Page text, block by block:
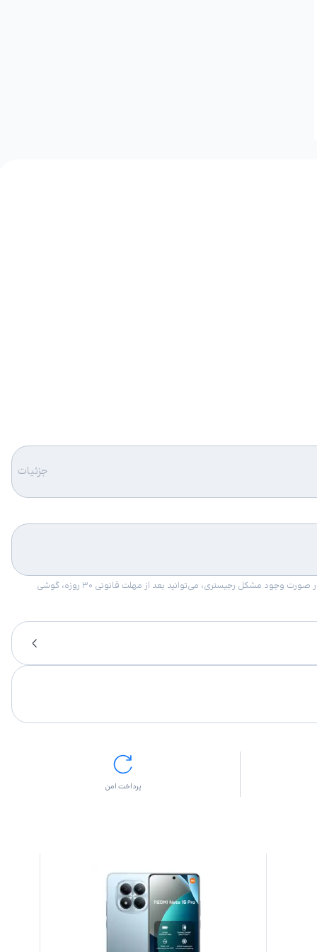
جزئیات
امکان برگشت کالا در گروه موبایل با دلیل “انصراف از خرید“ تنها در صورتی مورد قبول است که پلمب کالا باز نشده باشد. تمام گوشی‌های جی‌اس‌ام ضمانت رجیستری دارند. در صورت وجود مشکل رجیستری، می‌توانید بعد از مهلت قانونی ۳۰ روزه، گوشی
پرداخت امن